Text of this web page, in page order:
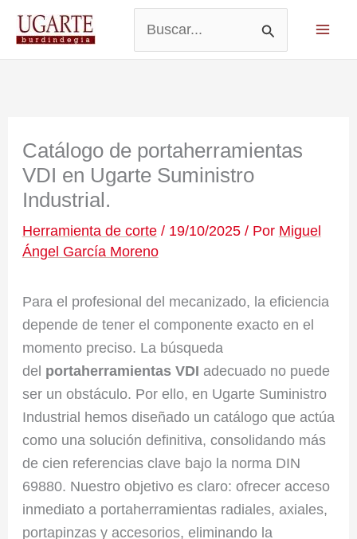
contenido
Catálogo de portaherramientas
VDI en Ugarte Suministro
Industrial.
Herramienta de corte/ 19/10/2025 / Por Miguel
Ángel García Moreno
Para el profesional del mecanizado, la eficiencia
depende de tener el componente exacto en el
momento preciso. La búsqueda
del portaherramientas VDI adecuado no puede
ser un obstáculo. Por ello, en Ugarte Suministro
Industrial hemos diseñado un catálogo que actúa
como una solución definitiva, consolidando más
de cien referencias clave bajo la norma DIN
69880. Nuestro objetivo es claro: ofrecer acceso
inmediato a portaherramientas radiales, axiales,
portapinzas y accesorios, eliminando la